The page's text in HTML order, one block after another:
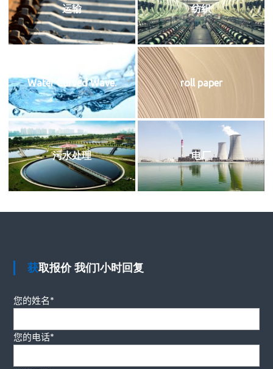
运输 纺织
Water Curved Wave. roll paper
污水处理 电厂
获取报价 我们1小时回复
您的姓名*
您的电话*